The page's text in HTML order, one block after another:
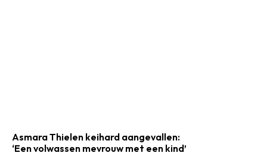
Asmara Thielen keihard aangevallen:
‘Een volwassen mevrouw met een kind’